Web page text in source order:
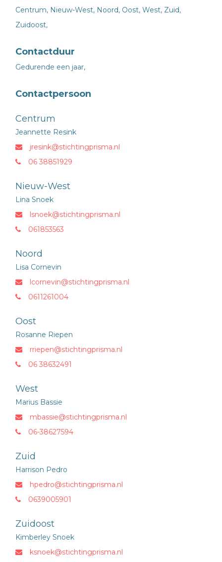
Centrum, Nieuw-West, Noord, Oost, West, Zuid,
Zuidoost,
Contactduur
Gedurende een jaar,
Contactpersoon
Centrum
Jeannette Resink
jresink@stichtingprisma.nl
06 38851929
Nieuw-West
Lina Snoek
lsnoek@stichtingprisma.nl
061853563
Noord
Lisa Cornevin
lcornevin@stichtingprisma.nl
0611261004
Oost
Rosanne Riepen
rriepen@stichtingprisma.nl
06 38632491
West
Marius Bassie
mbassie@stichtingprisma.nl
06-38627594
Zuid
Harrison Pedro
hpedro@stichtingprisma.nl
0639005901
Zuidoost
Kimberley Snoek
ksnoek@stichtingprisma.nl